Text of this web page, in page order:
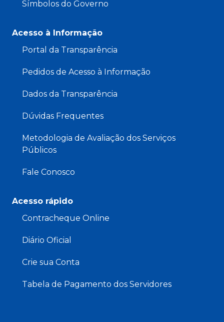
Símbolos do Governo
Acesso à Informação
Portal da Transparência
Pedidos de Acesso à Informação
Dados da Transparência
Dúvidas Frequentes
Metodologia de Avaliação dos Serviços
Públicos
Fale Conosco
Acesso rápido
Contracheque Online
Diário Oficial
Crie sua Conta
Tabela de Pagamento dos Servidores